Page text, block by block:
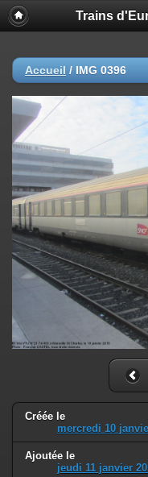
Trains
Accueil / IMG 0396
Créée le
mercredi 10
Ajoutée le
jeudi 11 janvier